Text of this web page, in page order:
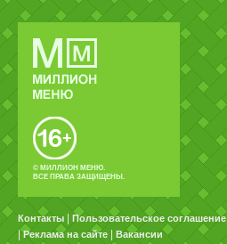
© МИЛЛИОН МЕНЮ.
ВСЕ ПРАВА ЗАЩИЩЕНЫ.
Контакты Пользовательское соглашение
|Реклама на сайте Вакансии